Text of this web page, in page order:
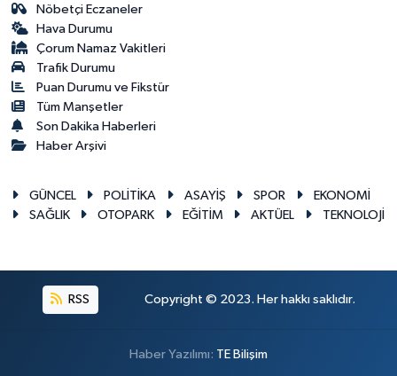
Nöbetçi Eczaneler
Hava Durumu
Çorum Namaz Vakitleri
Trafik Durumu
Puan Durumu ve Fikstür
Tüm Manşetler
Son Dakika Haberleri
Haber Arşivi
GÜNCEL POLİTİKA ASAYİŞ SPOR
EKONOMİ
SAĞLIK
OTOPARK EĞİTİM AKTÜEL TEKNOLOJİ
RSS Copyright © 2023. Her hakkı saklıdır.
Haber Yazılımı: TE Bilişim